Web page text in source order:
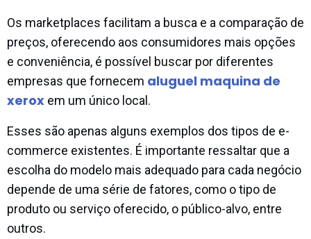
Os marketplaces facilitam a busca e a comparação de
preços, oferecendo aos consumidores mais opções
e conveniência, é possível buscar por diferentes
empresas que fornecem aluguel maquina de
xerox em um único local.
Esses são apenas alguns exemplos dos tipos de e-
commerce existentes. É importante ressaltar que a
escolha do modelo mais adequado para cada negócio
depende de uma série de fatores, como o tipo de
produto ou serviço oferecido, o público-alvo, entre
outros.